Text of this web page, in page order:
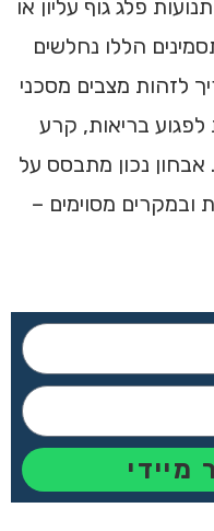
פלג גוף עליון או
הללו נחלשים
לזהות מצבים מסכני
לפגוע בריאות, קרע
אבחון נכון מתבסס על
ובמקרים מסוימים –
מיידי